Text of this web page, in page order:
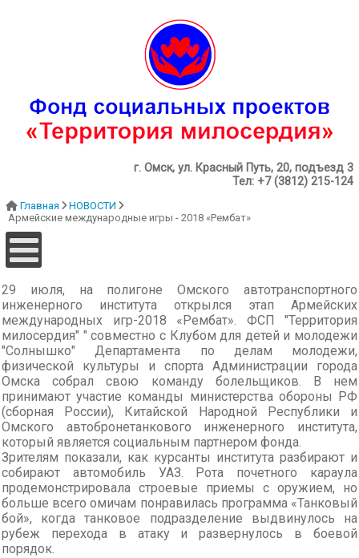
г. Омск, ул. Красный Путь, 20, подъезд 3
Тел: +7 (3812) 215-124
Главная
НОВОСТИ
Армейские международные игры - 2018 «Рембат»
29 июля, на полигоне Омского автотранспортного
инженерного института открылся этап Армейских
международных игр-2018 «Рембат». ФСП "Территория
милосердия" " совместно с Клубом для детей и молодежи
"Солнышко" Департамента по делам молодежи,
физической культуры и спорта Администрации города
Омска собрал свою команду болельщиков. В нем
принимают участие команды министерства обороны РФ
(сборная России), Китайской Народной Республики и
Омского автобронетанкового инженерного института,
который является социальным партнером фонда.
Зрителям показали, как курсанты института разбирают и
собирают автомобиль УАЗ. Рота почетного караула
продемонстрировала строевые приемы с оружием, но
больше всего омичам понравилась программа «Танковый
бой», когда танковое подразделение выдвинулось на
рубеж перехода в атаку и развернулось в боевой
порядок.